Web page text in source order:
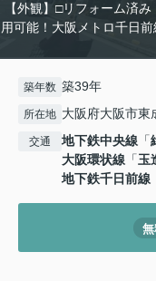
【外観】□リフォーム済
用可能！大阪メトロ千日
築年数 築39年
所在地 大阪府大阪市東
交通 地下鉄中央線 「
大阪環状線 「玉
地下鉄千日前線